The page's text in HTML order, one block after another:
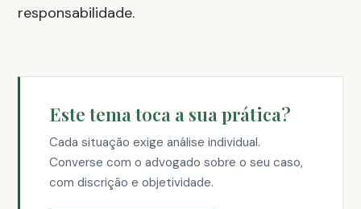
responsabilidade.
Este tema toca a sua prática?
Cada situação exige análise individual.
Converse com o advogado sobre o seu caso,
com discrição e objetividade.